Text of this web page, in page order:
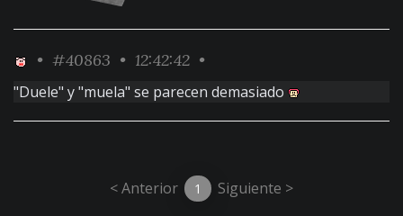
• #40863 • 12:42:42 •
"Duele" y "muela" se parecen demasiado
< Anterior 1 Siguiente >